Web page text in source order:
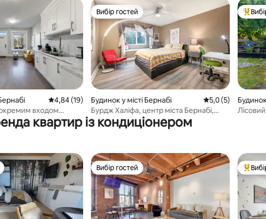
11 Середня оцінка: 4,84 з 5, відгуки: 19
4,84 (19)
входом
і метро
Вибір гостей
Вибір гостей
Будинок у місті Бернабі Середня оцінка:
5,0 (5)
Бурдж Халіфа, центр міста Бернабі,
Канада
Топ
квартир із кондиціонером
Вибір гостей
Вибір гостей Топ